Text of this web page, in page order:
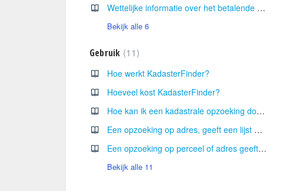
Wettelijke informatie over het betalende 070 – nummer (070 22 89 00)
Bekijk alle 6
Gebruik 11
Hoe werkt KadasterFinder?
Hoeveel kost KadasterFinder?
Hoe kan ik een kadastrale opzoeking doen in KadasterFinder?
Een opzoeking op adres, geeft een lijst met leggers, hoe interpreteer ik de busnummers?
Een opzoeking op perceel of adres geeft een lijst met leggers, hoe interpreteer ik de kolom "Detail"?
Bekijk alle 11